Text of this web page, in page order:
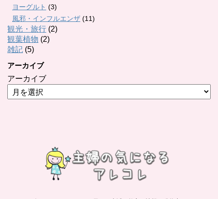
ヨーグルト (3)
風邪・インフルエンザ (11)
観光・旅行 (2)
観葉植物 (2)
雑記 (5)
アーカイブ
アーカイブ